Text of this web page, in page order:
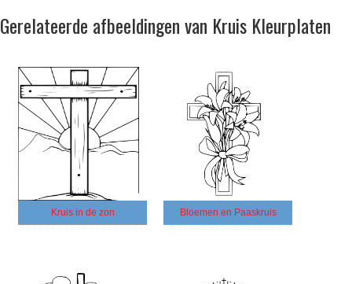
Gerelateerde afbeeldingen van Kruis Kleurplaten
Kruis in de zon Bloemen en Paaskruis